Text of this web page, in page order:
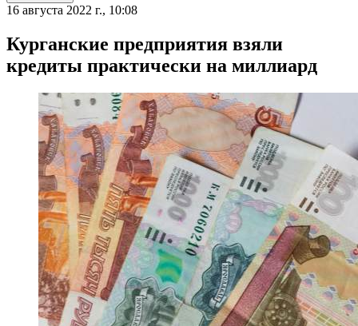
16 августа 2022 г., 10:08
Курганские предприятия взяли
кредиты практически на миллиард